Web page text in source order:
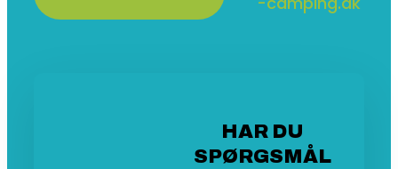
HAR DU
SPØRGSMÅL